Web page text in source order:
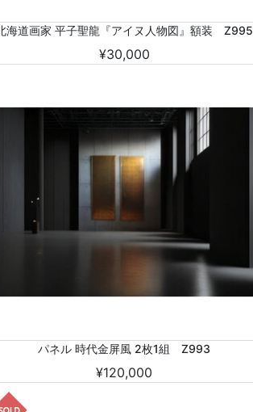
海道画家 平子聖龍『アイヌ人物図』額装 Z995
¥30,000
パネル 時代金屏風 2枚1組 Z993
¥120,000